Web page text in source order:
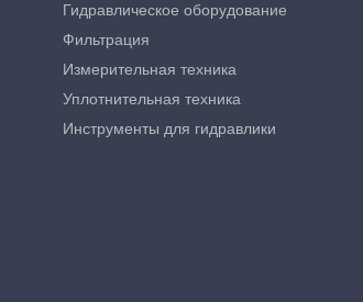
Гидравлическое оборудование
Фильтрация
Измерительная техника
Уплотнительная техника
Инструменты для гидравлики